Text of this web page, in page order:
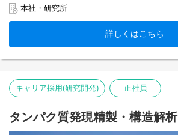
す。本社・研究所
詳しくはこちら
キャリア採用(研究開発) 正社員
タンパク質発現精製・構造解析